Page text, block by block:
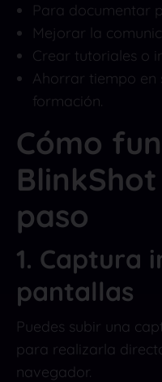
Para documentar
Mejorar la
Crear tutoriales o
Ahorrar tiempo en
formación.
Cómo
paso
1. Captura
pantallas
Puedes subir una
para realizarla
navegador.